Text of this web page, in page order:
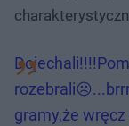
gramy,że